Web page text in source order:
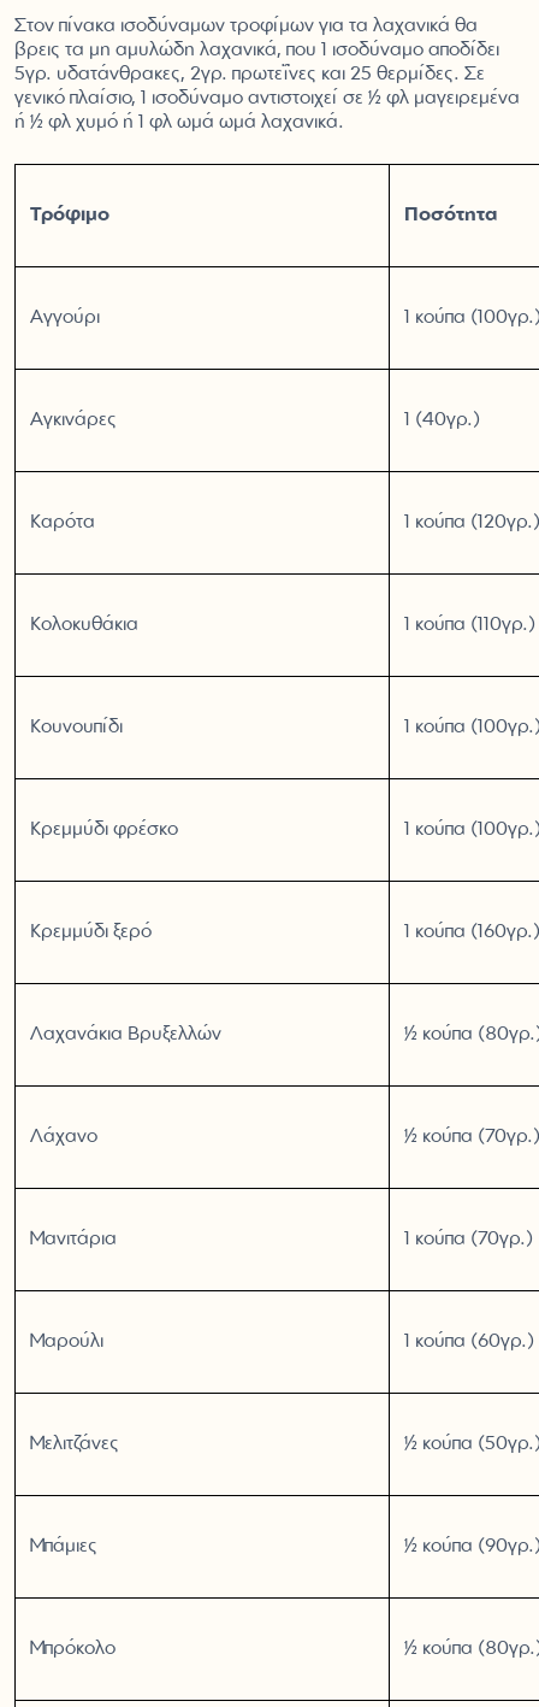
Στον πίνακα ισοδύναμων τροφίμων για τα λαχανικά θα
βρεις τα μη αμυλώδη λαχανικά, που 1 ισοδύναμο αποδίδει
5γρ. υδατάνθρακες, 2γρ. πρωτεΐνες και 25 θερμίδες. Σε
γενικό πλαίσιο, 1 ισοδύναμο αντιστοιχεί σε ½ φλ μαγειρεμένα
ή ½ φλ χυμό ή 1 φλ ωμά ωμά λαχανικά.
Τρόφιμο Ποσότητα
Αγγούρι 1 κούπα
Αγκινάρες 1 (40γρ.)
Καρότα 1 κούπα (120γρ.)
Κολοκυθάκια 1 κούπα (110γρ.)
Κουνουπίδι 1 κούπα
Κρεμμύδι φρέσκο 1 κούπα
Κρεμμύδι ξερό 1 κούπα (160γρ.)
Λαχανάκια Βρυξελλών ½ κούπα
Λάχανο ½ κούπα (70γρ.)
Μανιτάρια 1 κούπα (70γρ.)
Μαρούλι 1 κούπα (60γρ.)
Μελιτζάνες ½ κούπα
Μπάμιες ½ κούπα
Μπρόκολο ½ κούπα